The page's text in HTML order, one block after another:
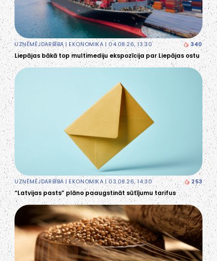
UZŅĒMĒJDARBĪBA|EKONOMIKA | 04.08.26, 13:30 340
Liepājas bākā top multimediju ekspozīcija par Liepājas ostu
UZŅĒMĒJDARBĪBA|EKONOMIKA| 03.08.26, 14:30 253
“Latvijas pasts” plāno paaugstināt sūtījumu tarifus